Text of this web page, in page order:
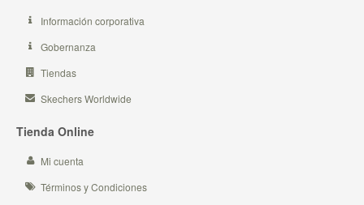
Información corporativa
Gobernanza
Tiendas
Skechers Worldwide
Tienda Online
Mi cuenta
Términos y Condiciones